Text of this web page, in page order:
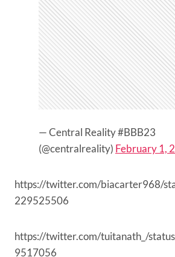
— Central Reality #BBB23
(@centralreality) February 1,
https://twitter.com/biacarter968/
229525506
https://twitter.com/tuitanath_/
9517056